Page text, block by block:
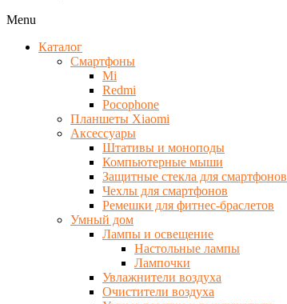
Menu
Каталог
Смартфоны
Mi
Redmi
Pocophone
Планшеты Xiaomi
Аксессуары
Штативы и моноподы
Компьютерные мыши
Защитные стекла для смартфонов
Чехлы для смартфонов
Ремешки для фитнес-браслетов
Умный дом
Лампы и освещение
Настольные лампы
Лампочки
Увлажнители воздуха
Очистители воздуха